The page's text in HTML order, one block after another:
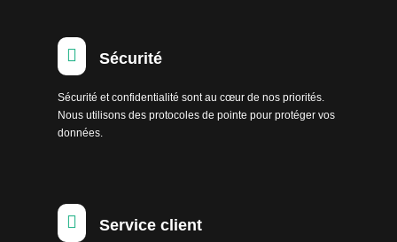
 Sécurité
Sécurité et confidentialité sont au cœur de nos priorités.
Nous utilisons des protocoles de pointe pour protéger vos
données.
 Service client